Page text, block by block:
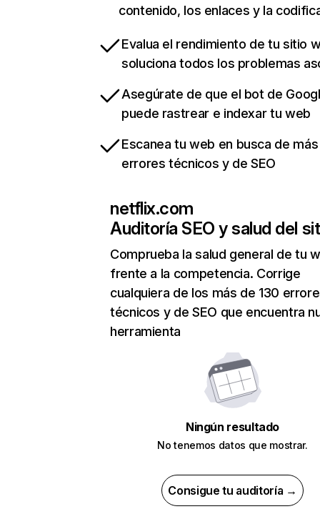
contenido, los enlaces y la
Evalua el rendimiento de tu sitio
soluciona todos los problemas
Asegúrate de que el bot de
puede rastrear e indexar tu web
Escanea tu web en busca de
errores técnicos y de SEO
netflix.com
Auditoría SEO y salud del
Comprueba la salud general de tu
frente a la competencia. Corrige
cualquiera de los más de 130
técnicos y de SEO que encuentra
herramienta
Ningún resultado
No tenemos datos que mostrar.
Consigue tu auditoría →